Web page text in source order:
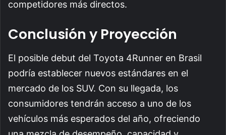
competidores más directos.
Conclusión y Proyección
El posible debut del Toyota 4Runner en Brasil
podría establecer nuevos estándares en el
mercado de los SUV. Con su llegada, los
consumidores tendrán acceso a uno de los
vehículos más esperados del año, ofreciendo